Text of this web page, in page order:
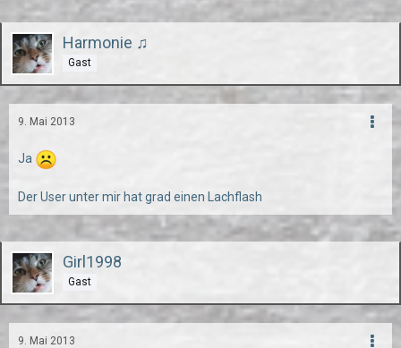
Harmonie ♫
Gast
9. Mai 2013
Ja
Der User unter mir hat grad einen Lachflash
Girl1998
Gast
9. Mai 2013